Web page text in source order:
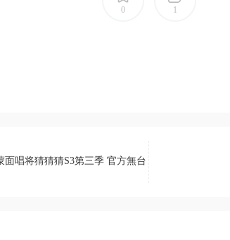
0 1
唱将猜猜猜S3第三季 官方無台